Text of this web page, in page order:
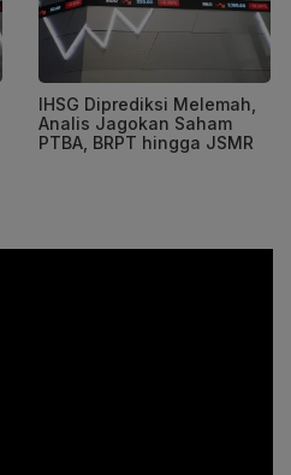
IHSG Diprediksi Melemah,
Analis Jagokan Saham
PTBA, BRPT hingga JSMR